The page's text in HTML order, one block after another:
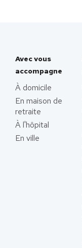
Avec vous
accompagne
À domicile
En maison de
retraite
À l'hôpital
En ville